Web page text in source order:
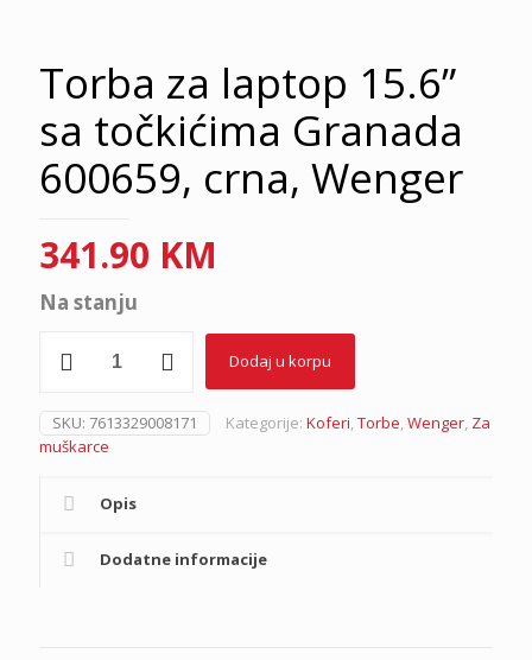
Torba za laptop 15.6”
sa točkićima Granada
600659, crna, Wenger
341.90 KM
Na stanju
15.6"
sa
točkićima
600659,
količina
Dodaj u korpu
SKU: 7613329008171 Kategorije: Koferi Torbe Wenger Za
muškarce
Opis
Dodatne informacije